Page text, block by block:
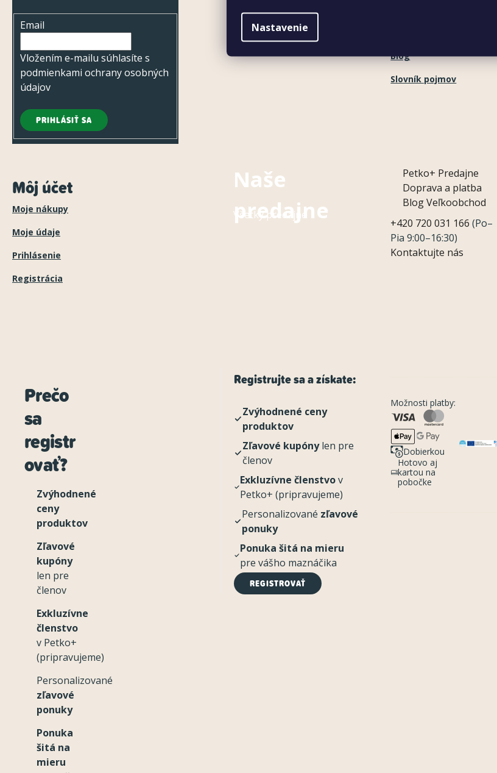
Nastavenie
Email
Vložením e-mailu súhlasíte s
podmienkami ochrany osobných
údajov
PRIHLÁSIŤ SA
Blog
Slovník pojmov
Môj účet
Moje nákupy
Moje údaje
Prihlásenie
Registrácia
Naše
predajne
Všetky predajne
Petko+ Predajne
Doprava a platba
BlogVeľkoobchod
+420 720 031 166 (Po–
Pia 9:00–16:30)
Kontaktujte nás
Prečo
sa
registr
ovať?
Zvýhodnené
ceny
produktov
Zľavové
kupóny
len pre
členov
Exkluzívne
členstvo
v Petko+
(pripravujeme)
Personalizované
zľavové
ponuky
Ponuka
šitá na
mieru
Registrujte sa a získate:
Zvýhodnené ceny
produktov
Zľavové kupónylen pre
členov
Exkluzívne členstvov
Petko+ (pripravujeme)
Personalizované zľavové
ponuky
Ponuka šitá na mieru
pre vášho maznáčika
REGISTROVAŤ
Možnosti platby:
Dobierkou
Hotovo aj
kartou na
pobočke